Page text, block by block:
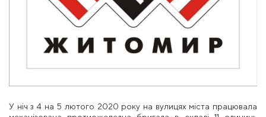
У ніч з 4 на 5 лютого 2020 року на вулицях міста працювала